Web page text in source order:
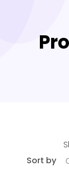
Sort by